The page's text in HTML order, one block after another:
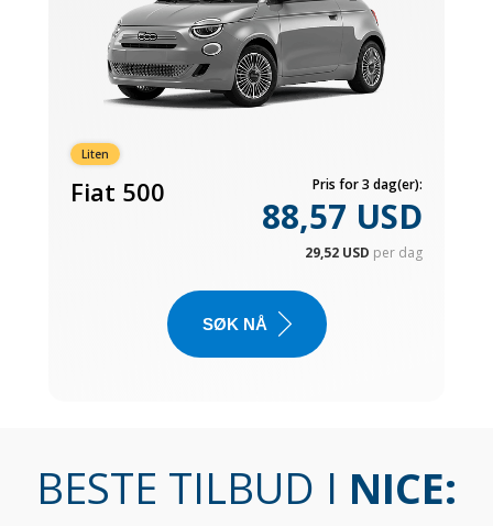
Liten
Fiat 500 Pris for 3 dag(er):
88,57 USD
29,52 USD per dag
SØK NÅ
BESTE TILBUD I NICE: